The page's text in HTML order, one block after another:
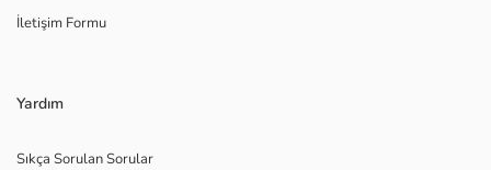
İletişim Formu
Yardım
Sıkça Sorulan Sorular